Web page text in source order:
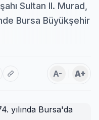
Sultan II. Murad,
Bursa Büyükşehir
A- A+